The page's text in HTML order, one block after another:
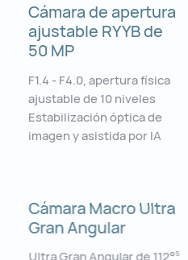
Cámara de apertura
ajustable RYYB de
50 MP
F1.4 - F4.0, apertura física
ajustable de 10 niveles
Estabilización óptica de
imagen y asistida por IA
Cámara Macro Ultra
Gran Angular
Ultra Gran Angular de 112°5